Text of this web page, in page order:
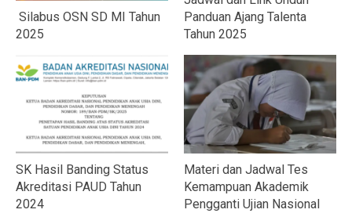
Silabus OSN SD MI Tahun
2025
Panduan Ajang Talenta
Tahun 2025
SK Hasil Banding Status
Akreditasi PAUD Tahun
2024
Materi dan Jadwal Tes
Kemampuan Akademik
Pengganti Ujian Nasional